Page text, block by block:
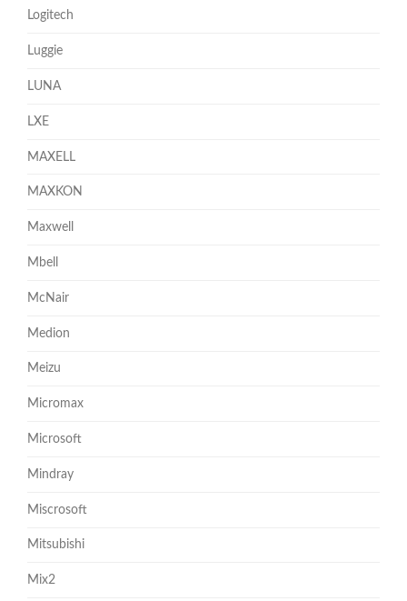
Logitech
Luggie
LUNA
LXE
MAXELL
MAXKON
Maxwell
Mbell
McNair
Medion
Meizu
Micromax
Microsoft
Mindray
Miscrosoft
Mitsubishi
Mix2